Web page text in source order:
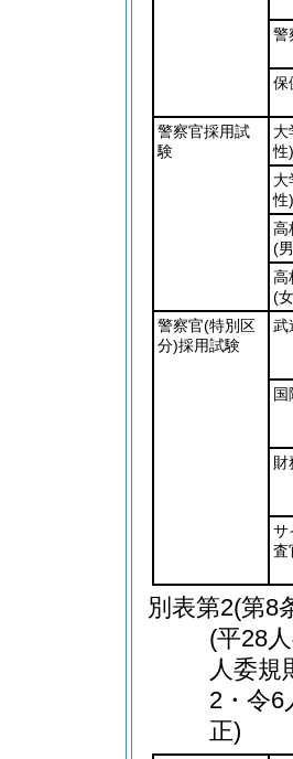
警
保
警察官採用試
験
大
性)
大
性)
高
(
高
(
警察官(特別区
分)採用試験
武
国
財
サ
査
別表第2(第8
(平28
人委規
2・令6
正)